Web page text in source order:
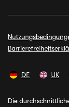
DE UK
Die